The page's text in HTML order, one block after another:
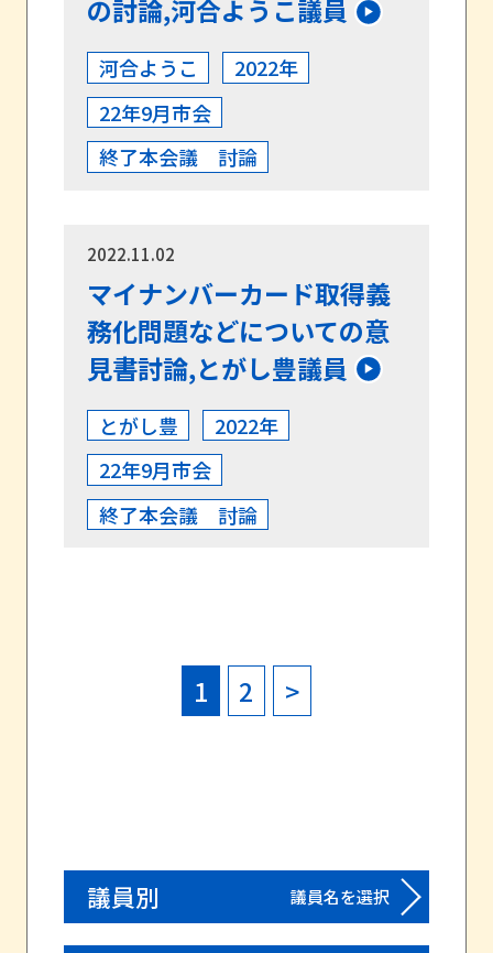
の討論,河合ようこ議員
河合ようこ
2022年
22年9月市会
終了本会議 討論
2022.11.02
マイナンバーカード取得義
務化問題などについての意
見書討論,とがし豊議員
とがし豊
2022年
22年9月市会
終了本会議 討論
1 2 >
議員別 議員名を選択